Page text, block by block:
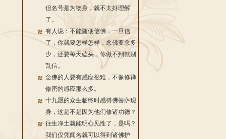
但名号是为物身，就不太好理解
了。
有人说：不能随便信佛，一旦信
了，你就要怎样怎样，念佛要念多
少，还要每天磕头，你做不到就别
乱信。
念佛的人要有感应很难，不像修禅
修密的感应那么多。
十九愿的众生临终时感得佛菩萨现
身，这是不是因为他们修诸功德？
往生净土就能明心见性了，是吗？
我们仅凭闻名就可以得到诸佛护